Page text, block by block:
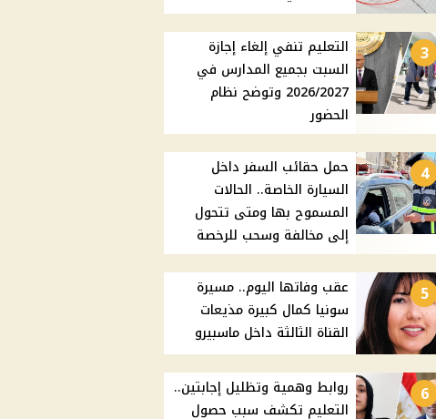
3
التعليم تنفي إلغاء إجازة
السبت بجميع المدارس في
2026/2027 وتوضح نظام
الحضور
4
حمل حقائب السفر داخل
السيارة الخاصة.. الحالات
المسموح بها ومتى تتحول
إلى مخالفة وسحب للرخصة
5
عقب وفاتها اليوم.. مسيرة
سونيا كمال كبيرة مذيعات
القناة الثالثة داخل ماسبيرو
6
روابط وهمية وتظليل إجابتين..
التعليم تكشف سبب حصول